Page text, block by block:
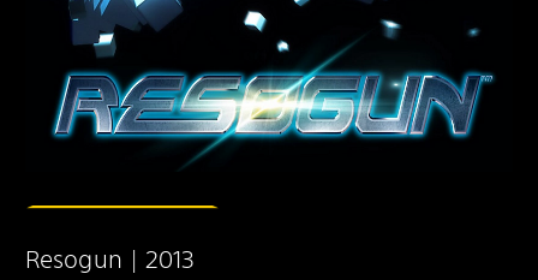
Resogun | 2013